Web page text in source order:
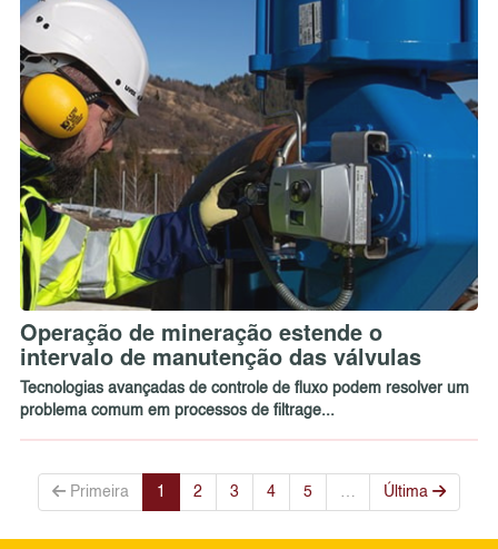
Operação de mineração estende o
intervalo de manutenção das válvulas
Tecnologias avançadas de controle de fluxo podem resolver um
problema comum em processos de filtrage...
Primeira 1 2 3 4 5 Última